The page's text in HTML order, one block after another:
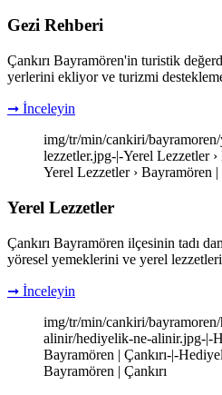
Gezi Rehberi
Çankırı Bayramören'in turistik
yerlerini ekliyor ve turizmi
➞ İnceleyin
img/tr/min/cankiri/
lezzetler.jpg-|-Yerel Lezzetler ›
Yerel Lezzetler › Bayramören |
Yerel Lezzetler
Çankırı Bayramören ilçesinin tadı
yöresel yemeklerini ve yerel
➞ İnceleyin
img/tr/min/cankiri/
alinir/hediyelik-ne-alinir.jpg-|-
Bayramören | Çankırı-|-
Bayramören | Çankırı